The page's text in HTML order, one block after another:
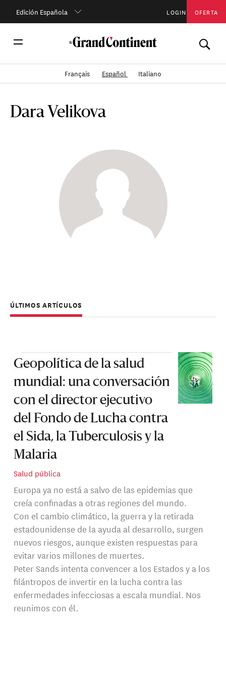
Edición Española LOGIN OFERTA
Français Español Italiano
Dara Velikova
ÚLTIMOS ARTÍCULOS
Geopolítica de la salud
mundial: una conversación
con el director ejecutivo
del Fondo de Lucha contra
el Sida, la Tuberculosis y la
Malaria
Salud pública
Europa ya no está a salvo de las epidemias que
creía confinadas a otras regiones del mundo.
Con el cambio climático, la guerra y la retirada
estadounidense de la ayuda al desarrollo, surgen
nuevos riesgos, aunque existen respuestas para
evitar varios millones de muertes.
Peter Sands intenta convencer a los Estados y a los
filántropos de invertir en la lucha contra las
enfermedades infecciosas a escala mundial. Nos
reunimos con él.